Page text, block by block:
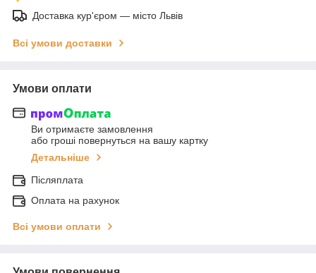
Доставка кур'єром — місто Львів
Всі умови доставки
Умови оплати
Ви отримаєте замовлення
або гроші повернуться на вашу картку
Детальніше
Післяплата
Оплата на рахунок
Всі умови оплати